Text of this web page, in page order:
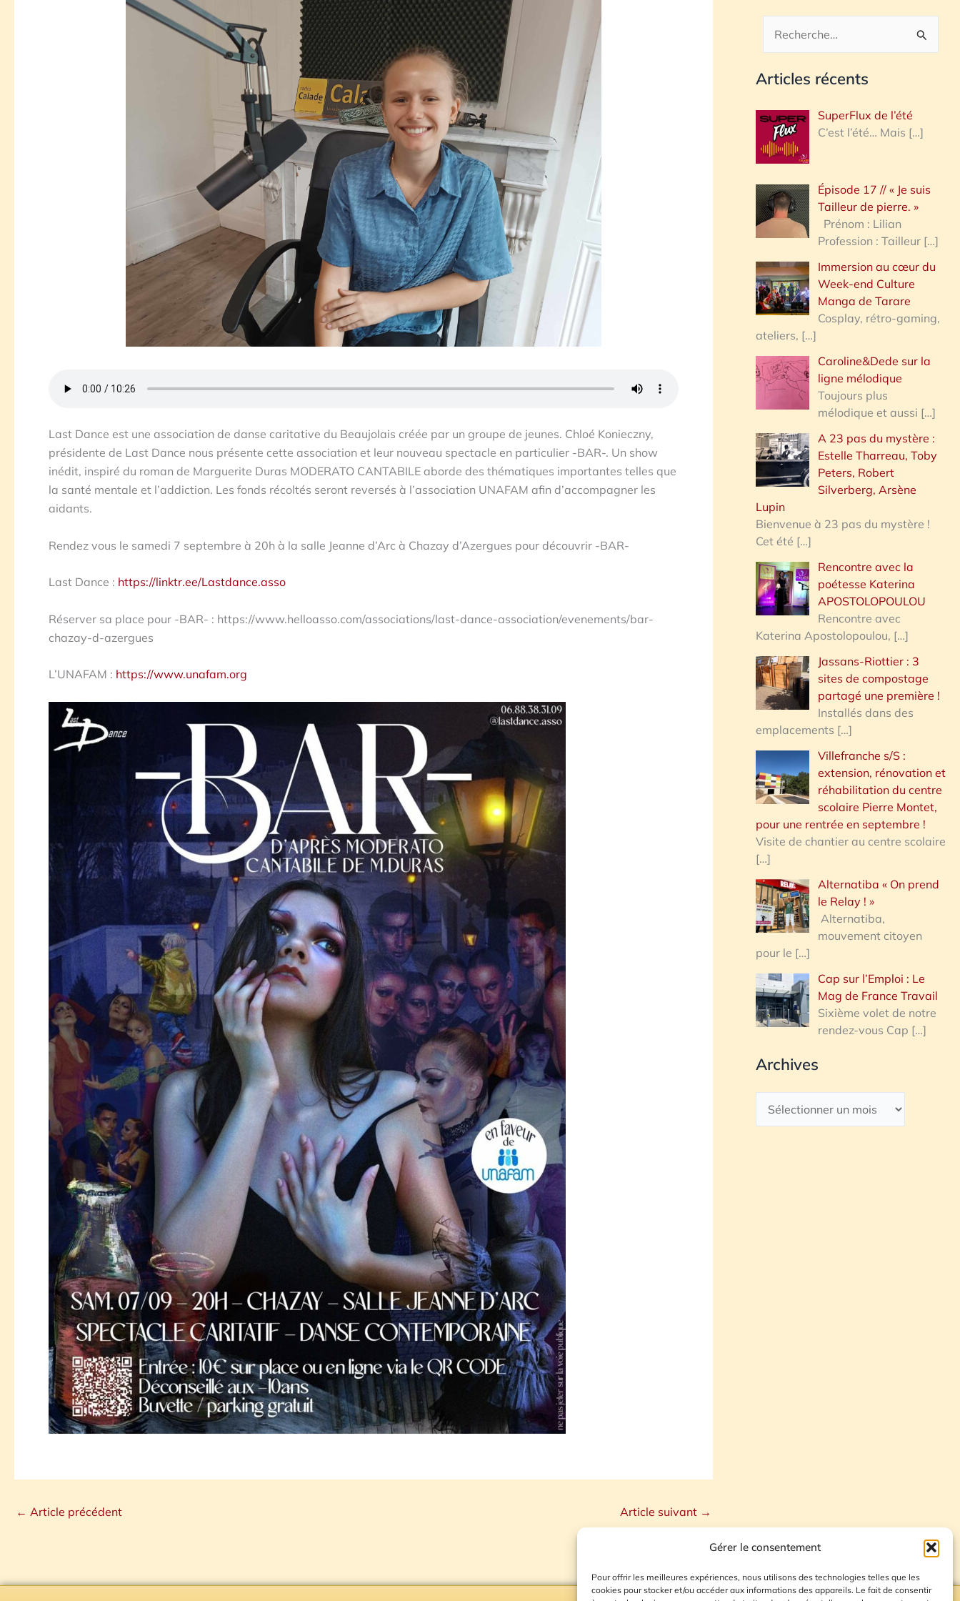
Gérer le consentement
Pour offrir les meilleures expériences, nous utilisons des technologies telles que les
cookies pour stocker et/ou accéder aux informations des appareils. Le fait de consentir
Last Dance est une association de danse caritative du Beaujolais créée par un groupe de jeunes. Chloé Konieczny,
présidente de Last Dance nous présente cette association et leur nouveau spectacle en particulier -BAR-. Un show
inédit, inspiré du roman de Marguerite Duras MODERATO CANTABILE aborde des thématiques importantes telles que
la santé mentale et l’addiction. Les fonds récoltés seront reversés à l’association UNAFAM afin d’accompagner les
aidants.
Rendez vous le samedi 7 septembre à 20h à la salle Jeanne d’Arc à Chazay d’Azergues pour découvrir -BAR-
Last Dance : https://linktr.ee/Lastdance.asso
Réserver sa place pour -BAR- : https://www.helloasso.com/associations/last-dance-association/evenements/bar-
chazay-d-azergues
L’UNAFAM : https://www.unafam.org
← Article précédent Article suivant →
c
h
r
h
e
:
Articles récents
SuperFlux de l’été
C’est l’été… Mais […]
Épisode 17 // « Je suis
Tailleur de pierre. »
Prénom : Lilian
Profession : Tailleur […]
Immersion au cœur du
Week-end Culture
Manga de Tarare
Cosplay, rétro-gaming,
ateliers, […]
Caroline&Dede sur la
ligne mélodique
Toujours plus
mélodique et aussi […]
A 23 pas du mystère :
Estelle Tharreau, Toby
Peters, Robert
Silverberg, Arsène
Lupin
Bienvenue à 23 pas du mystère !
Cet été […]
Rencontre avec la
poétesse Katerina
APOSTOLOPOULOU
Rencontre avec
Katerina Apostolopoulou, […]
Jassans-Riottier : 3
sites de compostage
partagé une première !
Installés dans des
emplacements […]
Villefranche s/S :
extension, rénovation et
réhabilitation du centre
scolaire Pierre Montet,
pour une rentrée en septembre !
Visite de chantier au centre scolaire
[…]
Alternatiba « On prend
le Relay ! »
Alternatiba,
mouvement citoyen
pour le […]
Cap sur l’Emploi : Le
Mag de France Travail
Sixième volet de notre
rendez-vous Cap […]
Archives